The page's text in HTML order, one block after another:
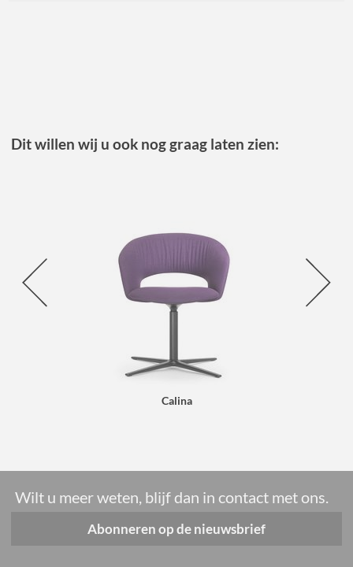
Dit willen wij u ook nog graag laten zien:
Calina
Wilt u meer weten, blijf dan in contact met ons.
Abonneren op de nieuwsbrief